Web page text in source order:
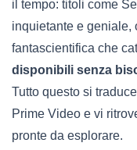
il tempo: titoli come
inquietante e geniale,
fantascientifica che
disponibili senza
Tutto questo si
Prime Video e vi
pronte da esplorare.